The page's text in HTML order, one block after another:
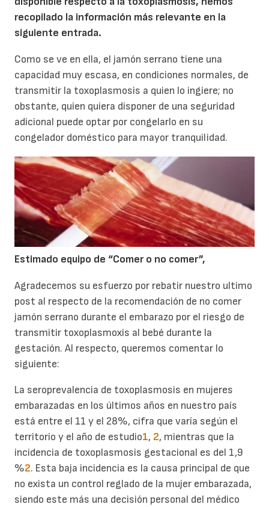
recopilado la información más relevante en la
siguiente entrada.
Como se ve en ella, el jamón serrano tiene una
capacidad muy escasa, en condiciones normales, de
transmitir la toxoplasmosis a quien lo ingiere; no
obstante, quien quiera disponer de una seguridad
adicional puede optar por congelarlo en su
congelador doméstico para mayor tranquilidad.
Estimado equipo de “Comer o no comer”,
Agradecemos su esfuerzo por rebatir nuestro ultimo
post al respecto de la recomendación de no comer
jamón serrano durante el embarazo por el riesgo de
transmitir toxoplasmoxis al bebé durante la
gestación. Al respecto, queremos comentar lo
siguiente:
La seroprevalencia de toxoplasmosis en mujeres
embarazadas en los últimos años en nuestro país
está entre el 11 y el 28%, cifra que varía según el
territorio y el año de estudio1, 2, mientras que la
incidencia de toxoplasmosis gestacional es del 1,9
%2. Esta baja incidencia es la causa principal de que
no exista un control reglado de la mujer embarazada,
siendo este más una decisión personal del médico